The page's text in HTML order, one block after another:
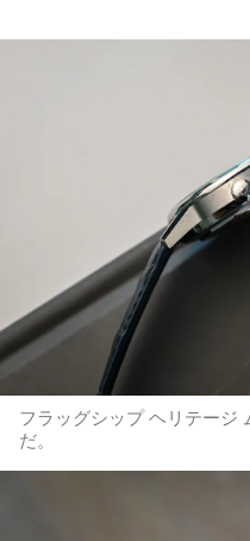
フラッグシップ ヘリテージ
だ。